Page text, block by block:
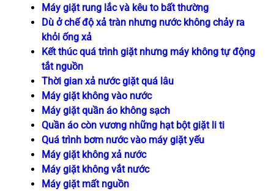
Máy giặt rung lắc và kêu to bất thường
Dù ở chế độ xả tràn nhưng nước không chảy ra
khỏi ống xả
Kết thúc quá trình giặt nhưng máy không tự động
tắt nguồn
Thời gian xả nước giặt quá lâu
Máy giặt không vào nước
Máy giặt quần áo không sạch
Quần áo còn vương những hạt bột giặt li ti
Quá trình bơm nước vào máy giặt yếu
Máy giặt không xả nước
Máy giặt không vắt nước
Máy giặt mất nguồn